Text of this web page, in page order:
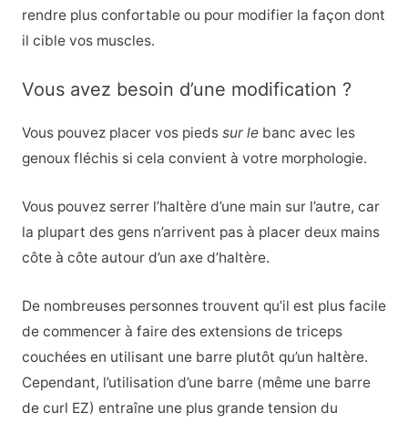
rendre plus confortable ou pour modifier la façon dont
il cible vos muscles.
Vous avez besoin d’une modification ?
Vous pouvez placer vos pieds sur lebanc avec les
genoux fléchis si cela convient à votre morphologie.
Vous pouvez serrer l’haltère d’une main sur l’autre, car
la plupart des gens n’arrivent pas à placer deux mains
côte à côte autour d’un axe d’haltère.
De nombreuses personnes trouvent qu’il est plus facile
de commencer à faire des extensions de triceps
couchées en utilisant une barre plutôt qu’un haltère.
Cependant, l’utilisation d’une barre (même une barre
de curl EZ) entraîne une plus grande tension du